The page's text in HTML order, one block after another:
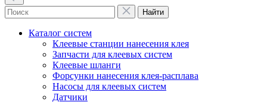
Найти
Каталог систем
Клеевые станции нанесения клея
Запчасти для клеевых систем
Клеевые шланги
Форсунки нанесения клея-расплава
Насосы для клеевых систем
Датчики